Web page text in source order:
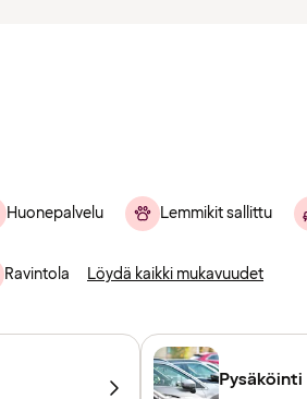
Huonepalvelu Lemmikit sallittu
Ravintola Löydä kaikki mukavuudet
Pysäköinti